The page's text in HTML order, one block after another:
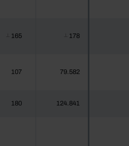
165 178
107 79.582
180 124.841